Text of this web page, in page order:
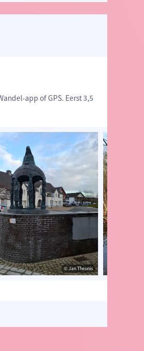
© Peter Wils
app of GPS. Eerst 3,5
© Jan Theunis